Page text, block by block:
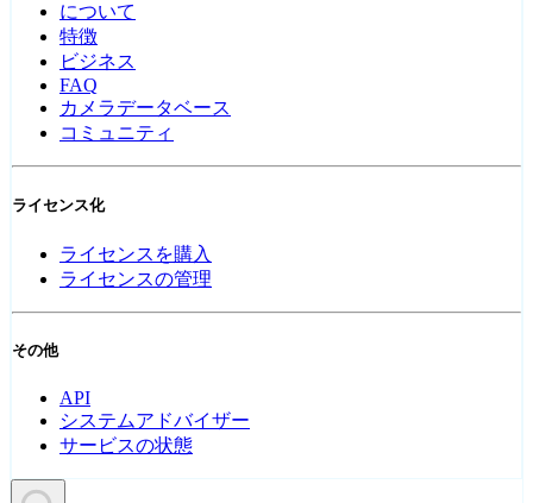
について
特徴
ビジネス
FAQ
カメラデータベース
コミュニティ
ライセンス化
ライセンスを購入
ライセンスの管理
その他
API
システムアドバイザー
サービスの状態